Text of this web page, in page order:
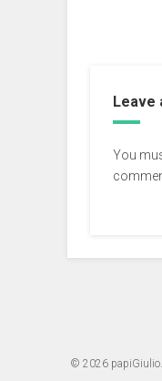
Leave
You
© 2026